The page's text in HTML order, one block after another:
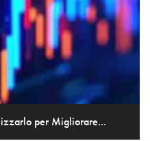
per Migliorare...